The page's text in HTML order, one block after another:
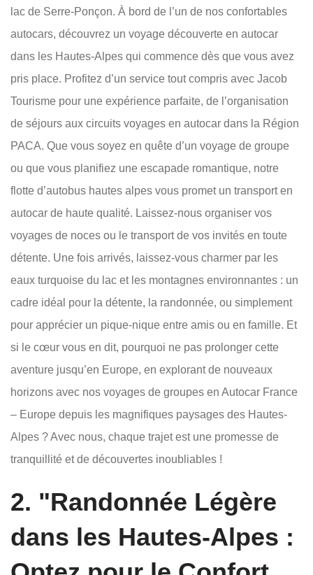
lac de Serre-Ponçon. À bord de l’un de nos confortables
autocars, découvrez un voyage découverte en autocar
dans les Hautes-Alpes qui commence dès que vous avez
pris place. Profitez d’un service tout compris avec Jacob
Tourisme pour une expérience parfaite, de l’organisation
de séjours aux circuits voyages en autocar dans la Région
PACA. Que vous soyez en quête d’un voyage de groupe
ou que vous planifiez une escapade romantique, notre
flotte d’autobus hautes alpes vous promet un transport en
autocar de haute qualité. Laissez-nous organiser vos
voyages de noces ou le transport de vos invités en toute
détente. Une fois arrivés, laissez-vous charmer par les
eaux turquoise du lac et les montagnes environnantes : un
cadre idéal pour la détente, la randonnée, ou simplement
pour apprécier un pique-nique entre amis ou en famille. Et
si le cœur vous en dit, pourquoi ne pas prolonger cette
aventure jusqu’en Europe, en explorant de nouveaux
horizons avec nos voyages de groupes en Autocar France
– Europe depuis les magnifiques paysages des Hautes-
Alpes ? Avec nous, chaque trajet est une promesse de
tranquillité et de découvertes inoubliables !
2. "Randonnée Légère
dans les Hautes-Alpes :